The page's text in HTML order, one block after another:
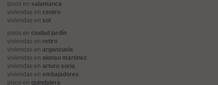
pisos en salamanca
viviendas en centro
viviendas en sol
pisos en ciudad jardín
viviendas en retiro
viviendas en arganzuela
viviendas en alonso martinez
viviendas en arturo soria
viviendas en embajadores
pisos en guindalera